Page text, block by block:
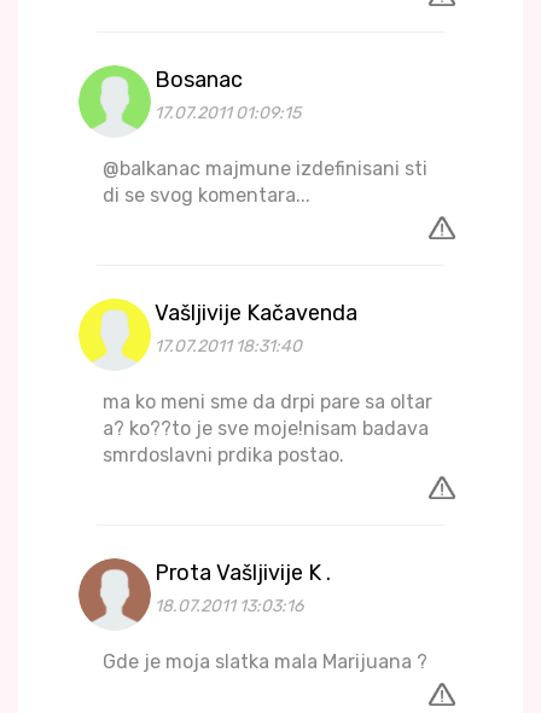
Bosanac
17.07.2011 01:09:15
@balkanac majmune izdefinisani sti
di se svog komentara...
Vašljivije Kačavenda
17.07.2011 18:31:40
ma ko meni sme da drpi pare sa oltar
a? ko??to je sve moje!nisam badava
smrdoslavni prdika postao.
Prota Vašljivije K .
18.07.2011 13:03:16
Gde je moja slatka mala Marijuana ?